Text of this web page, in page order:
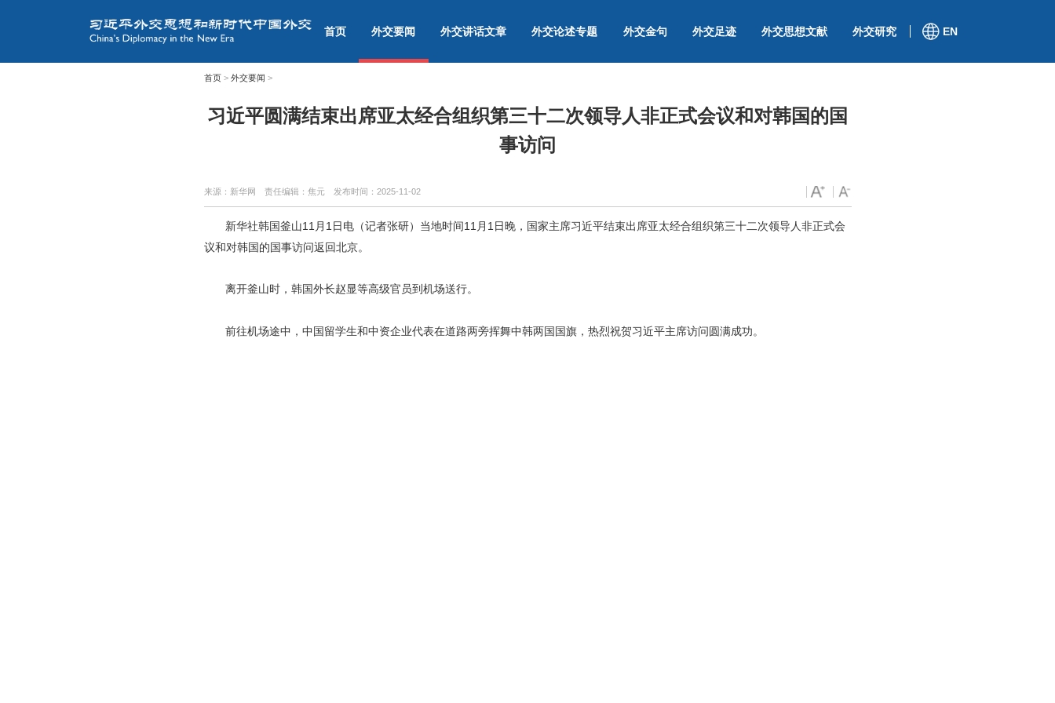
首页 外交要闻 外交讲话文章 外交论述专题 外交金句 外交足迹 外交思想文献 外交研究 EN
首页> 外交要闻 >
习近平圆满结束出席亚太经合组织第三十二次领导人非正式会议和对韩国的国
事访问
来源：新华网 责任编辑：焦元 发布时间： 2025-11-02
新华社韩国釜山11月1日电（记者张研）当地时间11月1日晚，国家主席习近平结束出席亚太经合组织第三十二次领导人非正式会
议和对韩国的国事访问返回北京。
离开釜山时，韩国外长赵显等高级官员到机场送行。
前往机场途中，中国留学生和中资企业代表在道路两旁挥舞中韩两国国旗，热烈祝贺习近平主席访问圆满成功。